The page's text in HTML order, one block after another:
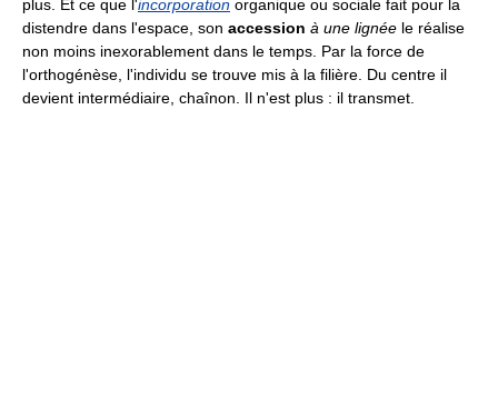
plus. Et ce que l'incorporation organique ou sociale fait pour la
distendre dans l'espace, son accession à une lignée le réalise
non moins inexorablement dans le temps. Par la force de
l'orthogénèse, l'individu se trouve mis à la filière. Du centre il
devient intermédiaire, chaînon. Il n'est plus : il transmet.